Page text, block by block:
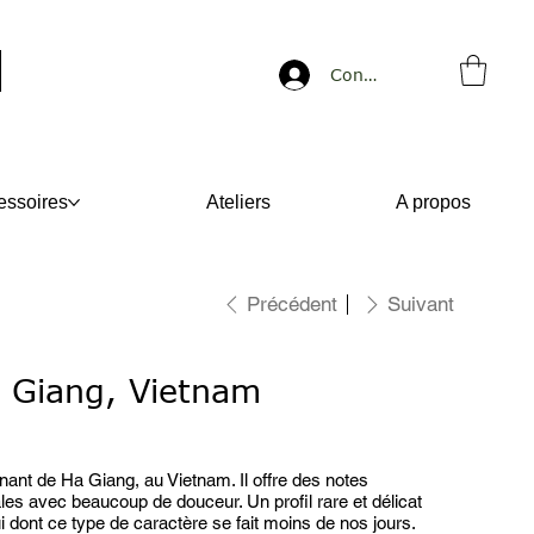
Connexion
Ateliers A propos
Précédent Suivant
Vietnam
de Ha Giang, au Vietnam. Il offre des notes
avec beaucoup de douceur. Un profil rare et délicat
dont ce type de caractère se fait moins de nos jours.